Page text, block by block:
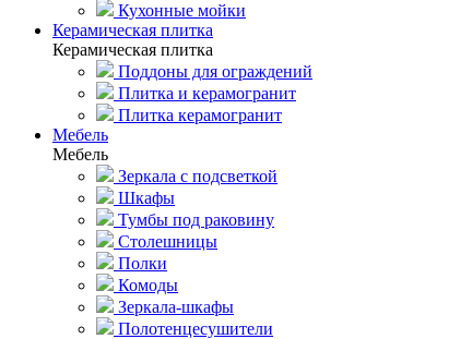
Кухонные мойки
Керамическая плитка
Керамическая плитка
Поддоны для ограждений
Плитка и керамогранит
Плитка керамогранит
Мебель
Мебель
Зеркала с подсветкой
Шкафы
Тумбы под раковину
Столешницы
Полки
Комоды
Зеркала-шкафы
Полотенцесушители